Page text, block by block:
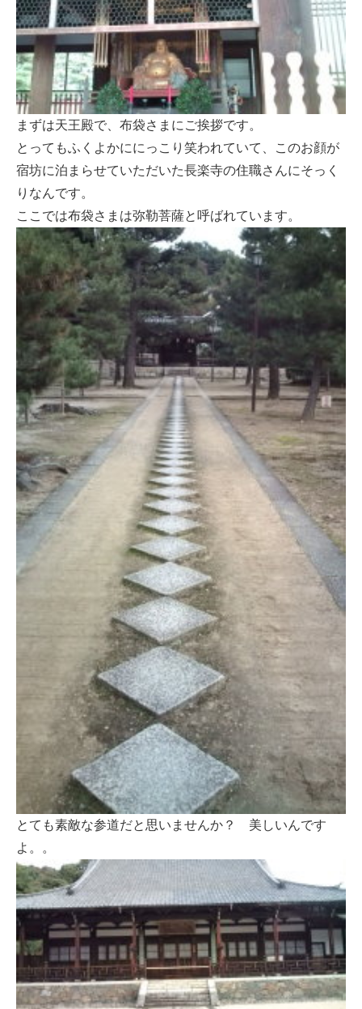
まずは天王殿で、布袋さまにご挨拶です。
とってもふくよかににっこり笑われていて、このお顔が
宿坊に泊まらせていただいた長楽寺の住職さんにそっく
りなんです。
ここでは布袋さまは弥勒菩薩と呼ばれています。
とても素敵な参道だと思いませんか？ 美しいんです
よ。。